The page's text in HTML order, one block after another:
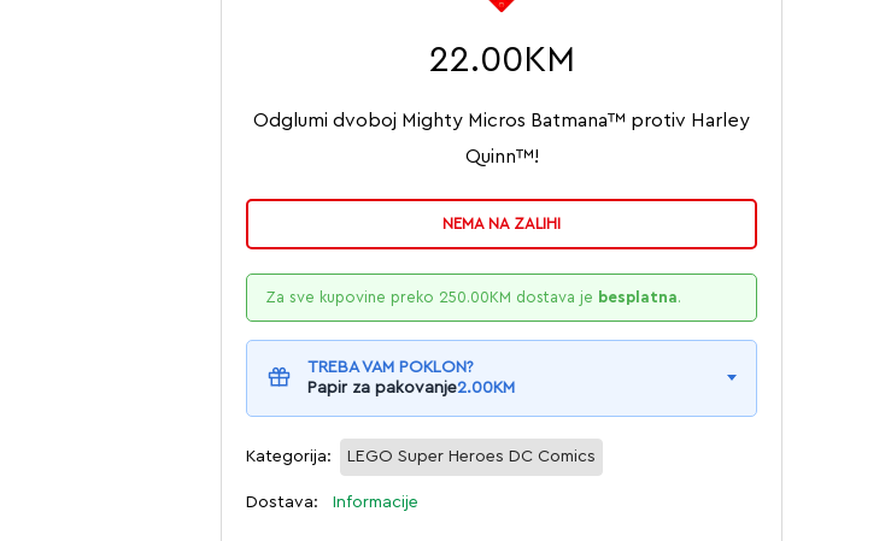
22.00 KM
Odglumi dvoboj Mighty Micros Batmana™ protiv Harley
Quinn™!
NEMA NA ZALIHI
Za sve kupovine preko 250.00KM dostava je besplatna.
TREBA VAM POKLON?
Papir za pakovanje2.00KM
Kategorija: LEGO Super Heroes DC Comics
Dostava: Informacije